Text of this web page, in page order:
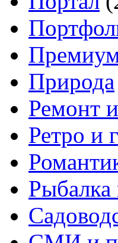
Природа
Ремонт
Ретро и